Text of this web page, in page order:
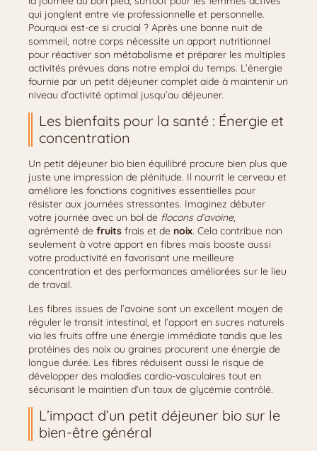
qui jonglent entre vie professionnelle et personnelle.
Pourquoi est-ce si crucial ? Après une bonne nuit de
sommeil, notre corps nécessite un apport nutritionnel
pour réactiver son métabolisme et préparer les multiples
activités prévues dans notre emploi du temps. L’énergie
fournie par un petit déjeuner complet aide à maintenir un
niveau d’activité optimal jusqu’au déjeuner.
Les bienfaits pour la santé : Énergie et
concentration
Un petit déjeuner bio bien équilibré procure bien plus que
juste une impression de plénitude. Il nourrit le cerveau et
améliore les fonctions cognitives essentielles pour
résister aux journées stressantes. Imaginez débuter
votre journée avec un bol de flocons d’avoine,
agrémenté de fruits frais et de noix. Cela contribue non
seulement à votre apport en fibres mais booste aussi
votre productivité en favorisant une meilleure
concentration et des performances améliorées sur le lieu
de travail.
Les fibres issues de l’avoine sont un excellent moyen de
réguler le transit intestinal, et l’apport en sucres naturels
via les fruits offre une énergie immédiate tandis que les
protéines des noix ou graines procurent une énergie de
longue durée. Les fibres réduisent aussi le risque de
développer des maladies cardio-vasculaires tout en
sécurisant le maintien d’un taux de glycémie contrôlé.
L’impact d’un petit déjeuner bio sur le
bien-être général